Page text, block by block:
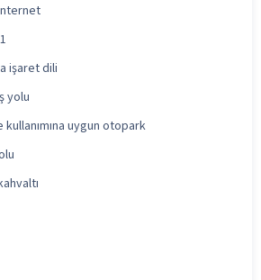
işaret dili
yolu
uygun otopark